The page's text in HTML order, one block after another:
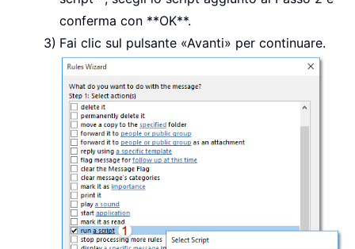
conferma con **OK**.
Fai clic sul pulsante «Avanti» per continuare.